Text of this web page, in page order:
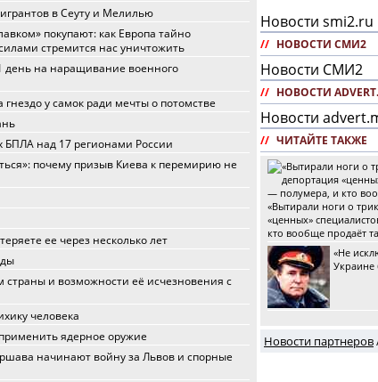
в Сеуту и Мелилью
покупают: как Европа тайно
стремится нас уничтожить
день на наращивание военного
у самок ради мечты о потомстве
БПЛА над 17 регионами России
почему призыв Киева к перемирию не
ее через несколько лет
страны и возможности её исчезновения с
человека
ядерное оружие
начинают войну за Львов и спорные
Новости smi2.ru
// НОВОСТИ СМИ2
Новости СМИ2
// НОВОСТИ
Новости
// ЧИТАЙТЕ ТАКЖЕ
«Вытирали ноги о
«ценных»
кто вообще продаёт
«Не
Украине
Новости партнеров